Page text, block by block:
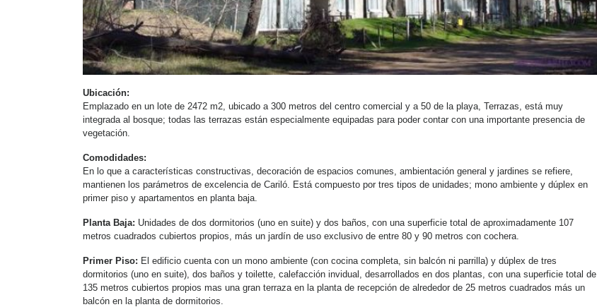
Ubicación:
Emplazado en un lote de 2472 m2, ubicado a 300 metros del centro comercial y a 50 de la playa, Terrazas, está muy
integrada al bosque; todas las terrazas están especialmente equipadas para poder contar con una importante presencia de
vegetación.
Comodidades:
En lo que a características constructivas, decoración de espacios comunes, ambientación general y jardines se refiere,
mantienen los parámetros de excelencia de Cariló. Está compuesto por tres tipos de unidades; mono ambiente y dúplex en
primer piso y apartamentos en planta baja.
Planta Baja: Unidades de dos dormitorios (uno en suite) y dos baños, con una superficie total de aproximadamente 107
metros cuadrados cubiertos propios, más un jardín de uso exclusivo de entre 80 y 90 metros con cochera.
Primer Piso: El edificio cuenta con un mono ambiente (con cocina completa, sin balcón ni parrilla) y dúplex de tres
dormitorios (uno en suite), dos baños y toilette, calefacción invidual, desarrollados en dos plantas, con una superficie total de
135 metros cubiertos propios mas una gran terraza en la planta de recepción de alrededor de 25 metros cuadrados más un
balcón en la planta de dormitorios.